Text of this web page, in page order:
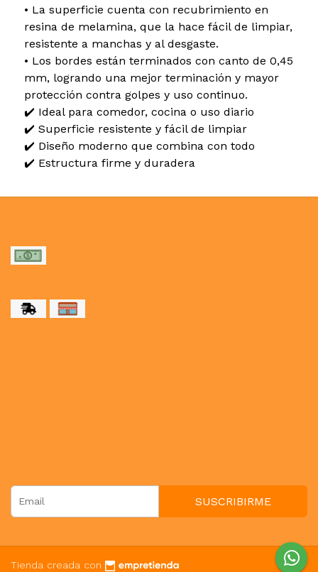
• La superficie cuenta con recubrimiento en
resina de melamina, que la hace fácil de limpiar,
resistente a manchas y al desgaste.
• Los bordes están terminados con canto de 0,45
mm, logrando una mejor terminación y mayor
protección contra golpes y uso continuo.
✔️ Ideal para comedor, cocina o uso diario
✔️ Superficie resistente y fácil de limpiar
✔️ Diseño moderno que combina con todo
✔️ Estructura firme y duradera
SUSCRIBIRME
Tienda creada con